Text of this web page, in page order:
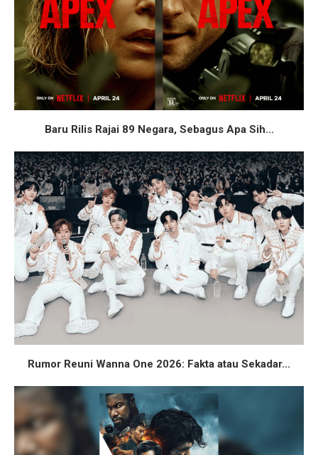
Baru Rilis Rajai 89 Negara, Sebagus Apa Sih...
Rumor Reuni Wanna One 2026: Fakta atau Sekadar...